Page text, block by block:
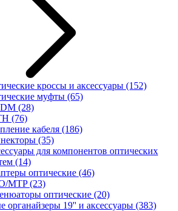
кроссы и аксессуары (152)
муфты (65)
(28)
(76)
кабеля (186)
(35)
для компонентов оптических
(14)
оптические (46)
MTP(23)
оптические (20)
органайзеры 19'' и аксессуары (383)